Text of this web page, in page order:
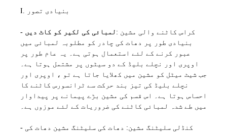
I. بنیادی تصور
- لمبائی کی لکیر کو کاٹ دیں : کراس کاٹنے والی مشین
بنیادی طور پر دھات کی چادر کو مطلوبہ لمبائی میں
عبور کرنے کے لئے استعمال ہوتی ہے۔ یہ عام طور پر
اوپری اور نچلے بلیڈ کے دو سیٹوں پر مشتمل ہوتا ہے۔
جب شیٹ میٹل کو مشین میں کھلایا جاتا ہے تو ، اوپری اور
نچلے بلیڈ کی تیز بند حرکت سے ٹرانسورس کاٹنے کا
احساس ہوتا ہے۔ اس قسم کی مشین بڑے پیمانے پر پیداوار
میں طے شدہ لمبائی کاٹنے کی ضروریات کے لئے موزوں ہے۔
- کنڈلی سلیٹنگ مشین: دھات کی سلیٹنگ مشین دھات کی